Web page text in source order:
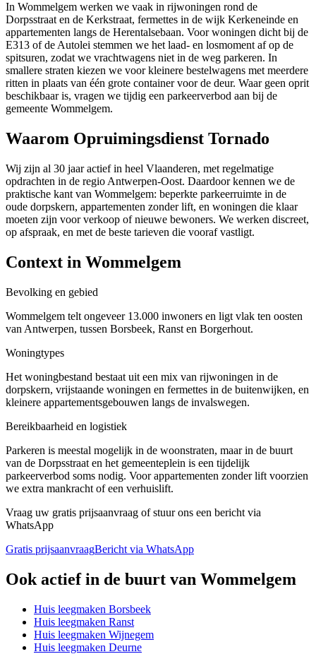
In Wommelgem werken we vaak in rijwoningen rond de
Dorpsstraat en de Kerkstraat, fermettes in de wijk Kerkeneinde en
appartementen langs de Herentalsebaan. Voor woningen dicht bij de
E313 of de Autolei stemmen we het laad- en losmoment af op de
spitsuren, zodat we vrachtwagens niet in de weg parkeren. In
smallere straten kiezen we voor kleinere bestelwagens met meerdere
ritten in plaats van één grote container voor de deur. Waar geen oprit
beschikbaar is, vragen we tijdig een parkeerverbod aan bij de
gemeente Wommelgem.
Waarom Opruimingsdienst Tornado
Wij zijn al 30 jaar actief in heel Vlaanderen, met regelmatige
opdrachten in de regio Antwerpen-Oost. Daardoor kennen we de
praktische kant van Wommelgem: beperkte parkeerruimte in de
oude dorpskern, appartementen zonder lift, en woningen die klaar
moeten zijn voor verkoop of nieuwe bewoners. We werken discreet,
op afspraak, en met de beste tarieven die vooraf vastligt.
Context in Wommelgem
Bevolking en gebied
Wommelgem telt ongeveer 13.000 inwoners en ligt vlak ten oosten
van Antwerpen, tussen Borsbeek, Ranst en Borgerhout.
Woningtypes
Het woningbestand bestaat uit een mix van rijwoningen in de
dorpskern, vrijstaande woningen en fermettes in de buitenwijken, en
kleinere appartementsgebouwen langs de invalswegen.
Bereikbaarheid en logistiek
Parkeren is meestal mogelijk in de woonstraten, maar in de buurt
van de Dorpsstraat en het gemeenteplein is een tijdelijk
parkeerverbod soms nodig. Voor appartementen zonder lift voorzien
we extra mankracht of een verhuislift.
Vraag uw gratis prijsaanvraag of stuur ons een bericht via
WhatsApp
Gratis prijsaanvraagBericht via WhatsApp
Ook actief in de buurt van Wommelgem
Huis leegmaken Borsbeek
Huis leegmaken Ranst
Huis leegmaken Wijnegem
Huis leegmaken Deurne